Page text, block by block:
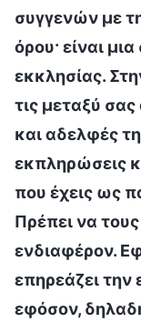
συγγενών με
όρου· είναι
εκκλησίας.
τις μεταξύ
και αδελφές
εκπληρώσεις
που έχεις ως
Πρέπει να
ενδιαφέρον.
επηρεάζει την
εφόσον,